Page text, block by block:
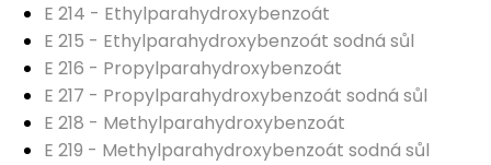
E 214 - Ethylparahydroxybenzoát
E 215 - Ethylparahydroxybenzoát sodná sůl
E 216 - Propylparahydroxybenzoát
E 217 - Propylparahydroxybenzoát sodná sůl
E 218 - Methylparahydroxybenzoát
E 219 - Methylparahydroxybenzoát sodná sůl